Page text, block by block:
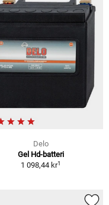
Delo
Gel Hd-batteri
1 098,44 kr1